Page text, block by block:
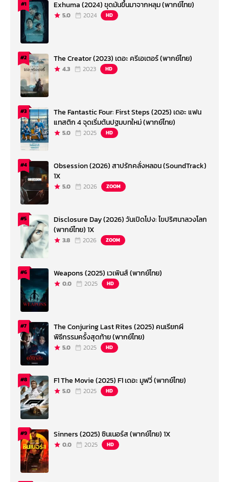
#1 Exhuma (2024) ขุดมันขึ้นมาจากหลุม (พากย์ไทย)
5.0 2024 HD
#2 The Creator (2023) เดอะ ครีเอเตอร์ (พากย์ไทย)
4.3 2023 HD
#3
The Fantastic Four: First Steps (2025) เดอะ แฟน
แทสติก 4 จุดเริ่มต้นปฐมบทใหม่ (พากย์ไทย)
5.0 2025 HD
#4
Obsession (2026) สาปรักคลั่งหลอน (SoundTrack)
1X
5.0 2026 ZOOM
#5
Disclosure Day (2026) วันเปิดโปง: ไขปริศนาลวงโลก
(พากย์ไทย) 1X
3.8 2026 ZOOM
#6 Weapons (2025) เวเพินส์ (พากย์ไทย)
0.0 2025 HD
#7
The Conjuring Last Rites (2025) คนเรียกผี
พิธีกรรมครั้งสุดท้าย (พากย์ไทย)
5.0 2025 HD
#8 F1 The Movie (2025) F1 เดอะ มูฟวี่ (พากย์ไทย)
5.0 2025 HD
#9 Sinners (2025) ซินเนอร์ส (พากย์ไทย) 1X
0.0 2025 HD